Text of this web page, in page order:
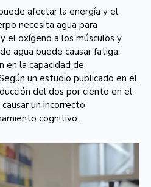
afectar la energía y el
necesita agua para
el oxígeno a los músculos y
agua puede causar fatiga,
en la capacidad de
un estudio publicado en el
del dos por ciento en el
un incorrecto
cognitivo.